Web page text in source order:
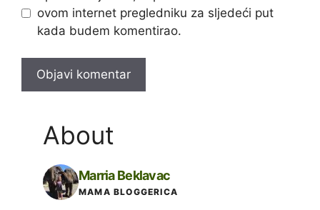
ovom internet pregledniku za sljedeći put
kada budem komentirao.
About
Marria Beklavac
MAMA BLOGGERICA